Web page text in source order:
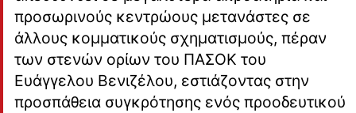
προσωρινούς κεντρώους μετανάστες σε
άλλους κομματικούς σχηματισμούς, πέραν
των στενών ορίων του ΠΑΣΟΚ του
Ευάγγελου Βενιζέλου, εστιάζοντας στην
προσπάθεια συγκρότησης ενός προοδευτικού